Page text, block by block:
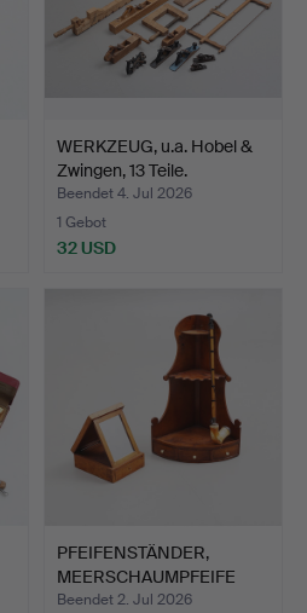
WERKZEUG, u.a. Hobel &
Zwingen, 13 Teile.
Beendet 4. Jul 2026
1 Gebot
32 USD
PFEIFENSTÄNDER,
MEERSCHAUMPFEIFE
SOWIE RAS…
Beendet 2. Jul 2026